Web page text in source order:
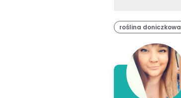
roślina doniczkowa